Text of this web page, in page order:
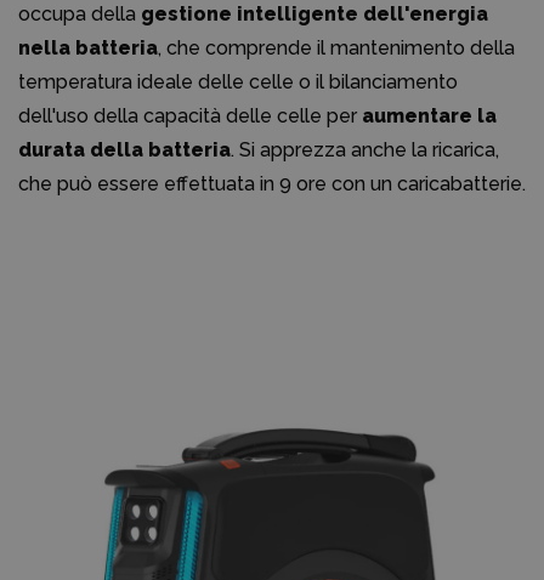
occupa della gestione intelligente dell'energia
nella batteria, che comprende il mantenimento della
temperatura ideale delle celle o il bilanciamento
dell'uso della capacità delle celle per aumentare la
durata della batteria. Si apprezza anche la ricarica,
che può essere effettuata in 9 ore con un caricabatterie.